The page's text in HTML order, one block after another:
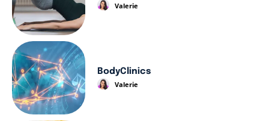
Valerie
BodyClinics
Valerie